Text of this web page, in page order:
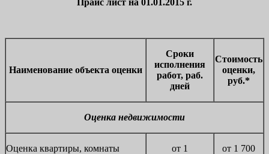
Наименование объекта оценки
Сроки
исполнения
работ, раб.
дней
Стоимость
оценки,
руб.*
Оценка недвижимости
Оценка квартиры, комнаты от 1 от 1 700